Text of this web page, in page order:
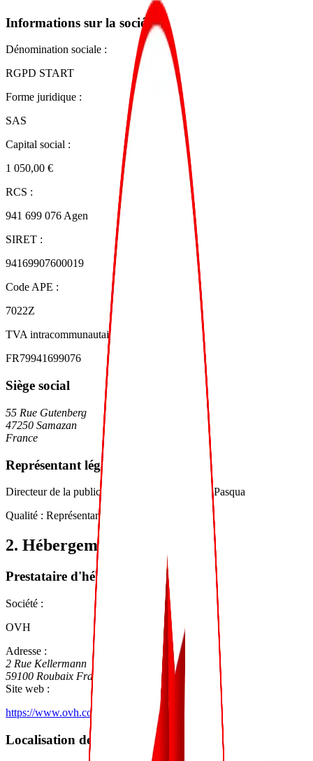
Informations sur la société
Dénomination sociale :
RGPD START
Forme juridique :
SAS
Capital social :
1 050,00 €
RCS :
941 699 076 Agen
SIRET :
94169907600019
Code APE :
7022Z
TVA intracommunautaire :
FR79941699076
Siège social
55 Rue Gutenberg
47250 Samazan
France
Représentant légal
Directeur de la publication :
Madame Sonia Di Pasqua
Qualité : Représentant légal de l'entreprise
2. Hébergement
Prestataire d'hébergement
Société :
OVH
Adresse :
2 Rue Kellermann
59100 Roubaix France
Site web :
https://www.ovh.com
Localisation des serveurs